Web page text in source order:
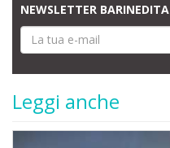
NEWSLETTER BARINEDITA
Leggi anche